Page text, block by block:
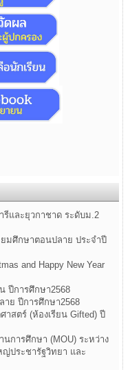
รีและยุวกาชาด ระดับม.2
มศึกษาตอนปลาย ประจำปี
and Happy New Year
ปีการศึกษา2568
ย ปีการศึกษา2568
สตร์ (ห้องเรียน Gifted) ปี
การศึกษา (MOU) ระหว่าง
ญ่ประชารัฐวิทยา และ